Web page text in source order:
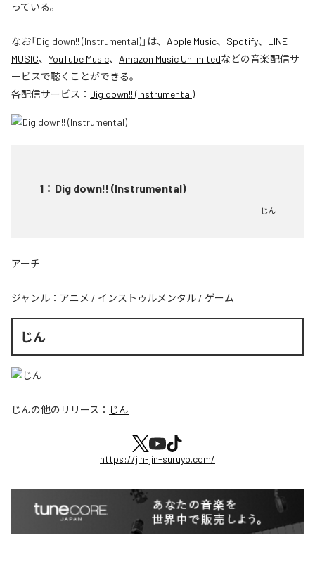
っている。
なお「Dig down!! (Instrumental)」は、 Apple Music、 Spotify、 LINE
MUSIC、 YouTube Music、 Amazon Music Unlimitedなどの音楽配信サ
ービスで聴くことができる。
各配信サービス： Dig down!! (Instrumental)
1 ： Dig down!! (Instrumental)
じん
アーチ
ジャンル： アニメ / インストゥルメンタル / ゲーム
じん
じんの他のリリース： じん
https://jin-jin-suruyo.com/